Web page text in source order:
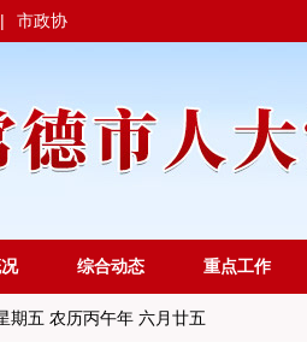
| 市政协
综合动态 重点工作
期五 农历丙午年 六月廿五